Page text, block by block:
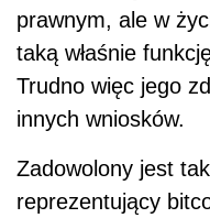
prawnym, ale w
taką właśnie
Trudno więc jego
innych wniosków.
Zadowolony jest
reprezentujący